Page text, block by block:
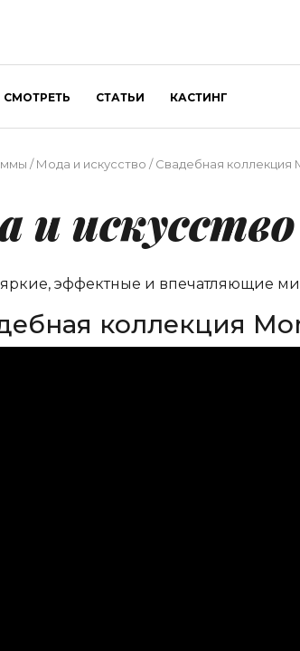
СМОТРЕТЬ СТАТЬИ КАСТИНГ
/Мода и искусство /Свадебная коллекция
и искусство
эффектные и впечатляющие
коллекция